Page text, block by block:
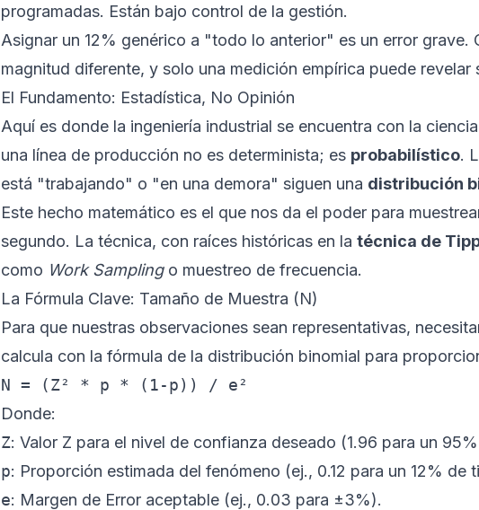
programadas. Están bajo control de la gestión.
Asignar un 12% genérico a "todo lo anterior" es un error grave.
magnitud diferente, y solo una medición empírica puede revelar
El Fundamento: Estadística, No Opinión
Aquí es donde la ingeniería industrial se encuentra con la
una línea de producción no es determinista; es probabilístico.
está "trabajando" o "en una demora" siguen una distribución
Este hecho matemático es el que nos da el poder para
segundo. La técnica, con raíces históricas en la técnica de
como Work Samplingo muestreo de frecuencia.
La Fórmula Clave: Tamaño de Muestra (N)
Para que nuestras observaciones sean representativas,
calcula con la fórmula de la distribución binomial para
N = (Z² * p * (1-p)) / e²
Donde:
Z: Valor Z para el nivel de confianza deseado (1.96 para un
p: Proporción estimada del fenómeno (ej., 0.12 para un 12% de
e: Margen de Error aceptable (ej., 0.03 para ±3%).